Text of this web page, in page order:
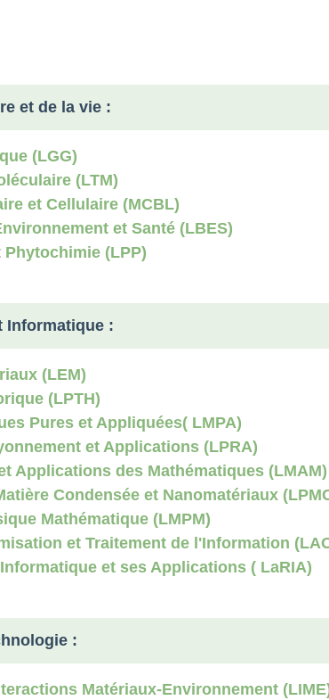
et de la vie :
(LGG)
(LTM)
et Cellulaire (MCBL)
et Santé (LBES)
(LPP)
Informatique :
(LEM)
(LPTH)
Pures et Appliquées( LMPA)
et Applications (LPRA)
Applications des Mathématiques (LMAM)
Condensée et Nanomatériaux
Mathématique (LMPM)
et Traitement de l'Information
et ses Applications ( LaRIA)
:
Matériaux-Environnement